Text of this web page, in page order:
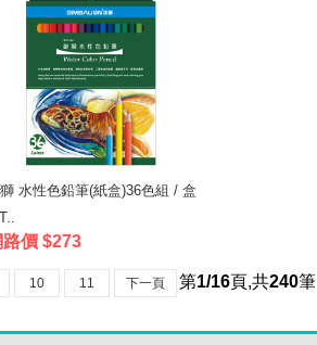
水性色鉛筆(紙盒)36色組 / 盒
路價 $273
10 11 下一頁 第1/16頁,共240筆